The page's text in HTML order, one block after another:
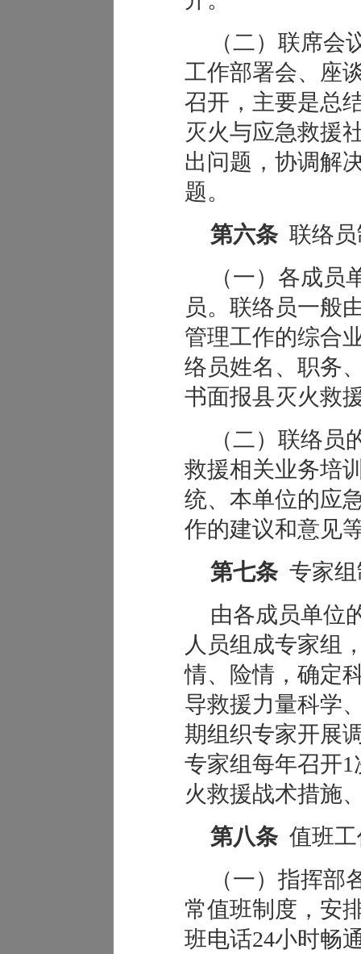
（二）联席会
工作部署会、座
召开，主要是总
灭火与应急救援
出问题，协调解
题。
第六条 联络
（一）各成员
员。联络员一般
管理工作的综合
络员姓名、职务
书面报县灭火救
（二）联络员
救援相关业务培
统、本单位的应
作的建议和意见
第七条 专家
由各成员单位
人员组成专家组
情、险情，确定
导救援力量科学
期组织专家开展
专家组每年召开
火救援战术措施
第八条 值班
（一）指挥部
常值班制度，安
班电话24小时畅